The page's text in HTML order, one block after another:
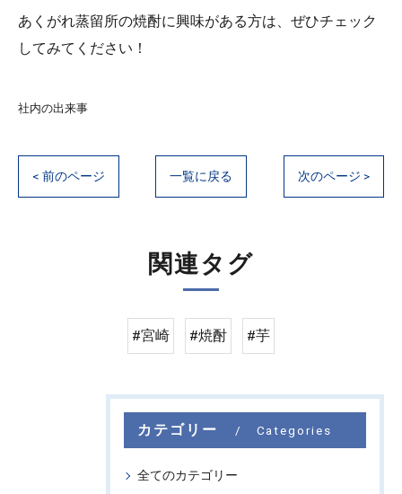
あくがれ蒸留所の焼酎に興味がある方は、ぜひチェック
してみてください！
社内の出来事
< 前のページ 一覧に戻る 次のページ >
関連タグ
#宮崎 #焼酎 #芋
カテゴリー Categories
全てのカテゴリー